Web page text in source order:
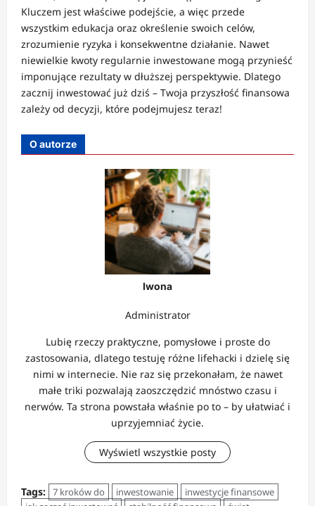
Kluczem jest właściwe podejście, a więc przede
wszystkim edukacja oraz określenie swoich celów,
zrozumienie ryzyka i konsekwentne działanie. Nawet
niewielkie kwoty regularnie inwestowane mogą przynieść
imponujące rezultaty w dłuższej perspektywie. Dlatego
zacznij inwestować już dziś – Twoja przyszłość finansowa
zależy od decyzji, które podejmujesz teraz!
O autorze
Iwona
Administrator
Lubię rzeczy praktyczne, pomysłowe i proste do
zastosowania, dlatego testuję różne lifehacki i dzielę się
nimi w internecie. Nie raz się przekonałam, że nawet
małe triki pozwalają zaoszczędzić mnóstwo czasu i
nerwów. Ta strona powstała właśnie po to – by ułatwiać i
uprzyjemniać życie.
Wyświetl wszystkie posty
Tags: 7 kroków do inwestowanie
inwestycje finansowe